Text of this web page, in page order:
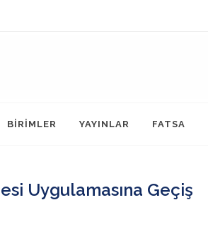
BİRİMLER YAYINLAR FATSA
Uygulamasına Geçiş